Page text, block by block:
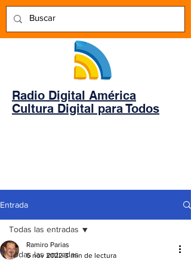
Radio Digital América
Cultura Digital para Todos
Entrada
Todas las entradas
Todas las entradas
Ramiro Parias
6 nov 2022 3 min de lectura